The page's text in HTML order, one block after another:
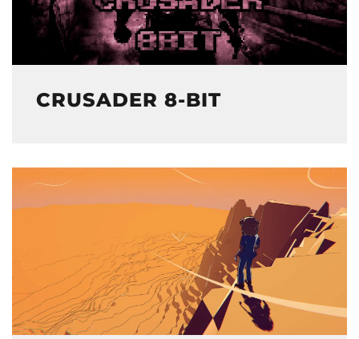
CRUSADER 8-BIT